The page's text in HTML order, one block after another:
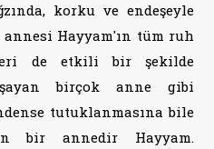
korku ve endeşeyle
Hayyam'ın tüm ruh
de etkili bir şekilde
birçok anne gibi
tutuklanmasına bile
bir annedir Hayyam.